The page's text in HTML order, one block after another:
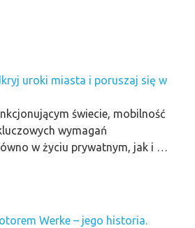
uroki miasta i poruszaj się w
świecie, mobilność
wymagań
w życiu prywatnym, jak i …
Werke – jego historia.